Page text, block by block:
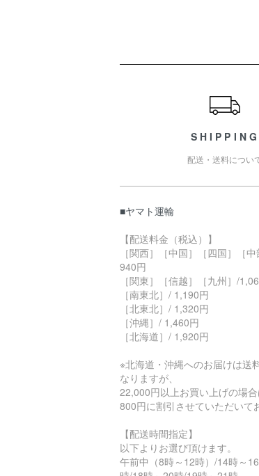
SHIPPING
配送・送料につい
■ヤマト運輸
【配送料金（税込）】
［関西］［中国］［四国］［
940円
［関東］［信越］［九州］/
［南東北］/ 1,190円
［北東北］/ 1,320円
［沖縄］/ 1,460円
［北海道］/ 1,920円
※北海道・沖縄へのお届けは送
なりますが、
22,000円以上お買い上げの場
800円に割引させていただいて
【配送時間指定】
以下よりお選び頂けます。
午前中（8時～12時）/14時～